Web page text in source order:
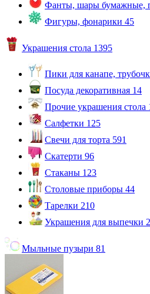
Фанты, шары бумажные,
Фигуры, фонарики 45
Украшения стола 1395
Пики для канапе,
Посуда декоративная 14
Прочие украшения стола
Салфетки 125
Свечи для торта 591
Скатерти 96
Стаканы 123
Столовые приборы 44
Тарелки 210
Украшения для выпечки 2
Мыльные пузыри 81